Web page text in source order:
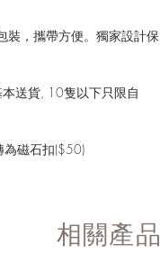
裝，攜帶方便。獨家設計保
送貨, 10隻以下只限自
為磁石扣($50)
​相關產品